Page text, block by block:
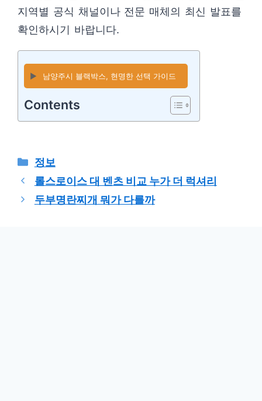
지역별 공식 채널이나 전문 매체의 최신 발표를
확인하시기 바랍니다.
▶️ 남양주시 블랙박스, 현명한 선택 가이드
Contents
카
테
고
리
정보
롤스로이스 대 벤츠 비교 누가 더 럭셔리
두부명란찌개 뭐가 다를까